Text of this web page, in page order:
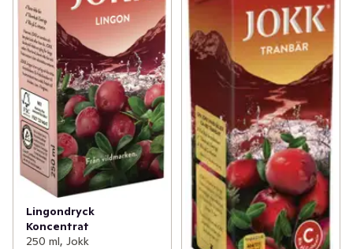
om vad JOKK® betyder och hitta massa spännande
recept på jokk.se
Lingondryck
Koncentrat
250 ml, Jokk